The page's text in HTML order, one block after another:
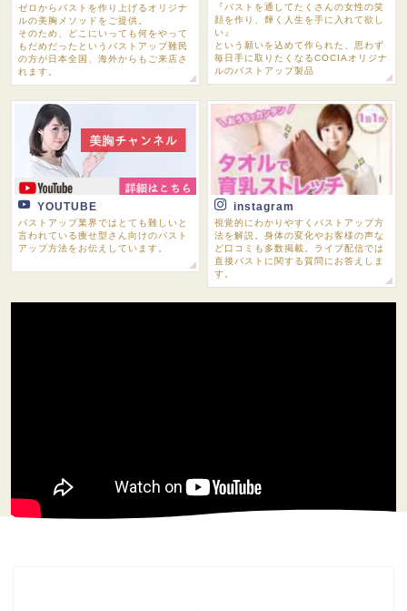
ゼロからバストを作り上げるオリジナ
ルの美胸メソッドをご提供。
そのため、どこにいっても何をやって
もだめだったというバストアップ難民
の方が日本全国、海外からもご来店さ
れます。
『バストを通してたくさんの女性の笑
顔を作り、輝く人生を手に入れて欲し
い』
という願いを込めて作られた、思わず
毎日手に取りたくなるCOCIAオリジナ
ルのバストアップ製品
YOUTUBE
バストアップ業界ではとても難しいと
言われている痩せ型さん向けのバスト
アップ方法をお伝えしています。
instagram
視覚的にわかりやすくバストアップ方
法を解説。身体の変化やお客様の声な
ど口コミも多数掲載。ライブ配信では
直接バストに関する質問にお答えしま
す。